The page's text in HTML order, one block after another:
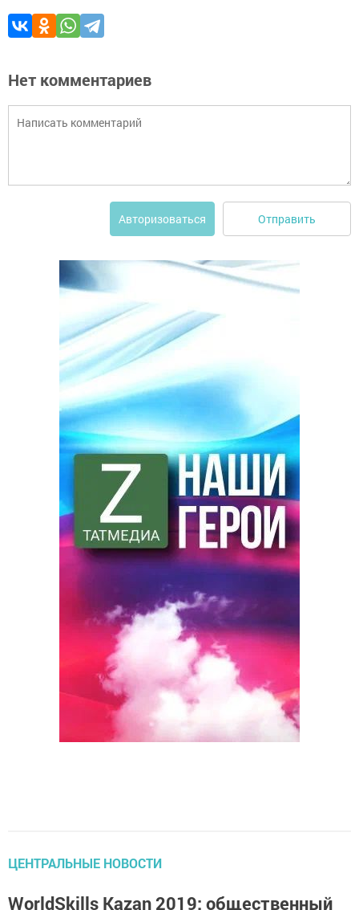
Нет комментариев
Авторизоваться Отправить
ЦЕНТРАЛЬНЫЕ НОВОСТИ
WorldSkills Kazan 2019: общественный